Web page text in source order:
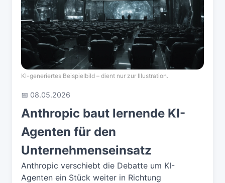
KI-generiertes Beispielbild – dient nur zur Illustration.
📅 08.05.2026
Anthropic baut lernende KI-
Agenten für den
Unternehmenseinsatz
Anthropic verschiebt die Debatte um KI-
Agenten ein Stück weiter in Richtung